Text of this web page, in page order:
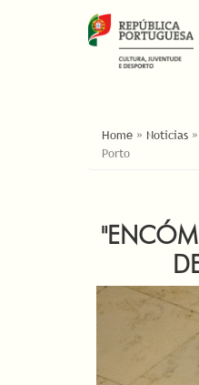
ESTÁ AQUI
Home » Noticias »
Porto